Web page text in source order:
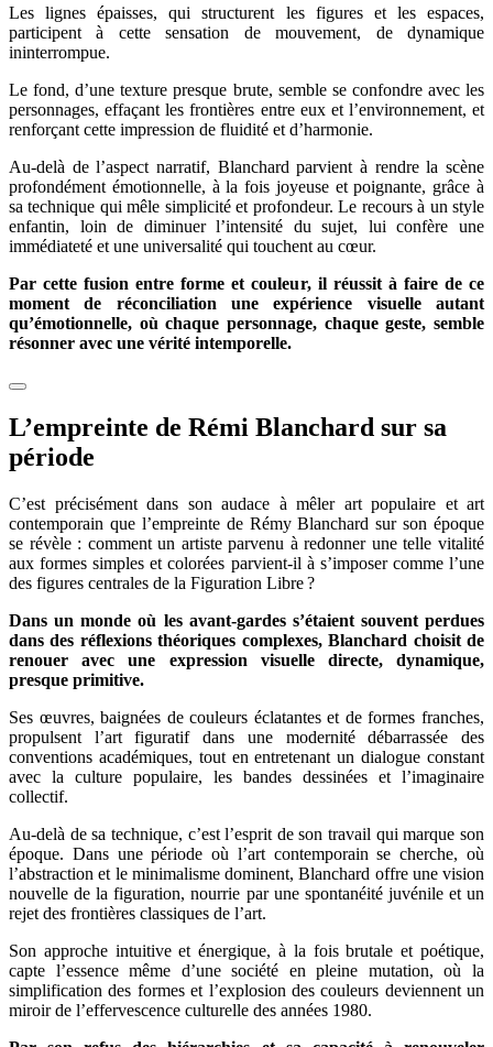
Les lignes épaisses, qui structurent les figures et les espaces,
participent à cette sensation de mouvement, de dynamique
ininterrompue.
Le fond, d’une texture presque brute, semble se confondre avec les
personnages, effaçant les frontières entre eux et l’environnement, et
renforçant cette impression de fluidité et d’harmonie.
Au-delà de l’aspect narratif, Blanchard parvient à rendre la scène
profondément émotionnelle, à la fois joyeuse et poignante, grâce à
sa technique qui mêle simplicité et profondeur. Le recours à un style
enfantin, loin de diminuer l’intensité du sujet, lui confère une
immédiateté et une universalité qui touchent au cœur.
Par cette fusion entre forme et couleur, il réussit à faire de ce
moment de réconciliation une expérience visuelle autant
qu’émotionnelle, où chaque personnage, chaque geste, semble
résonner avec une vérité intemporelle.
L’empreinte de Rémi Blanchard sur sa
période
C’est précisément dans son audace à mêler art populaire et art
contemporain que l’empreinte de Rémy Blanchard sur son époque
se révèle : comment un artiste parvenu à redonner une telle vitalité
aux formes simples et colorées parvient-il à s’imposer comme l’une
des figures centrales de la Figuration Libre ?
Dans un monde où les avant-gardes s’étaient souvent perdues
dans des réflexions théoriques complexes, Blanchard choisit de
renouer avec une expression visuelle directe, dynamique,
presque primitive.
Ses œuvres, baignées de couleurs éclatantes et de formes franches,
propulsent l’art figuratif dans une modernité débarrassée des
conventions académiques, tout en entretenant un dialogue constant
avec la culture populaire, les bandes dessinées et l’imaginaire
collectif.
Au-delà de sa technique, c’est l’esprit de son travail qui marque son
époque. Dans une période où l’art contemporain se cherche, où
l’abstraction et le minimalisme dominent, Blanchard offre une vision
nouvelle de la figuration, nourrie par une spontanéité juvénile et un
rejet des frontières classiques de l’art.
Son approche intuitive et énergique, à la fois brutale et poétique,
capte l’essence même d’une société en pleine mutation, où la
simplification des formes et l’explosion des couleurs deviennent un
miroir de l’effervescence culturelle des années 1980.